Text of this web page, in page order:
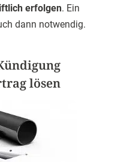
erfolgen. Ein
dann notwendig.
lösen